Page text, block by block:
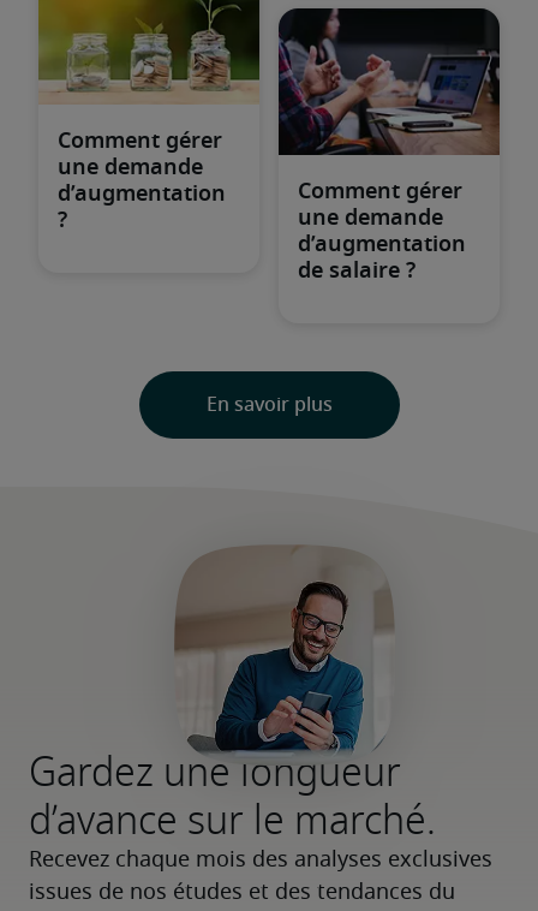
Gardez une longueur
d’avance sur le marché.
Recevez chaque mois des analyses exclusives
issues de nos études et des tendances du